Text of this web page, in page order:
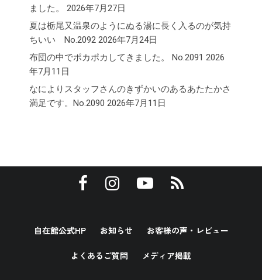
ました。
2026年7月27日
夏は栃尾又温泉のようにぬる湯に長く入るのが気持
ちいい No.2092 2026年7月24日
布団の中でポカポカしてきました。 No.2091 2026
年7月11日
なによりスタッフさんのきずかいのあるあたたかさ
満足です。No.2090 2026年7月11日
自在館公式HP お知らせ お客様の声・レビュー
よくあるご質問 メディア掲載